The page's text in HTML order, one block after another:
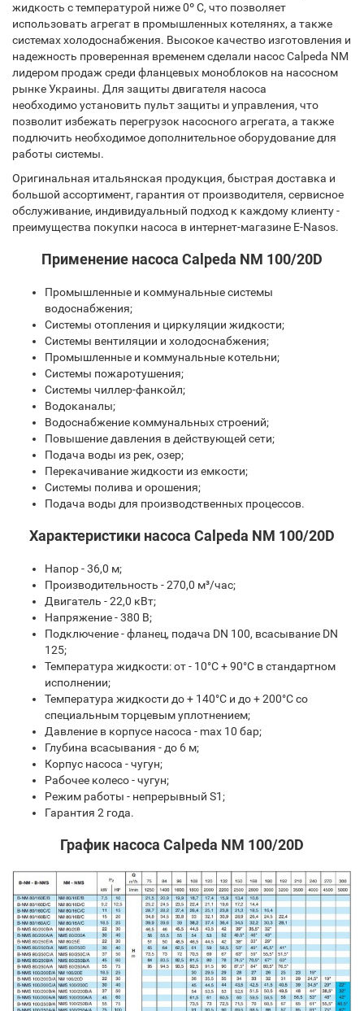
жидкость с температурой ниже 0º C, что позволяет
использовать агрегат в промышленных котелянях, а также
системах холодоснабжения. Высокое качество изготовления и
надежность проверенная временем сделали насос Calpeda NM
лидером продаж среди фланцевых моноблоков на насосном
рынке Украины. Для защиты двигателя насоса
необходимо установить пульт защиты и управления, что
позволит избежать перегрузок насосного агрегата, а также
подлючить необходимое дополнительное оборудование для
работы системы.
Оригинальная итальянская продукция, быстрая доставка и
большой ассортимент, гарантия от производителя, сервисное
обслуживание, индивидуальный подход к каждому клиенту -
преимущества покупки насоса в интернет-магазине E-Nasos.
Применение насоса Calpeda NM 100/20D
Промышленные и коммунальные системы
водоснабжения;
Системы отопления и циркуляции жидкости;
Системы вентиляции и холодоснабжения;
Промышленные и коммунальные котельни;
Системы пожаротушения;
Системы чиллер-фанкойл;
Водоканалы;
Водоснабжение коммунальных строений;
Повышение давления в действующей сети;
Подача воды из рек, озер;
Перекачивание жидкости из емкости;
Системы полива и орошения;
Подача воды для производственных процессов.
Характеристики насоса Calpeda NM 100/20D
Напор - 36,0 м;
Производительность - 270,0 м³/час;
Двигатель - 22,0 кВт;
Напряжение - 380 В;
Подключение - фланец, подача DN 100, всасывание DN
125;
Температура жидкости: от - 10°C + 90°C в стандартном
исполнении;
Температура жидкости до + 140°C и до + 200°C со
специальным торцевым уплотнением;
Давление в корпусе насоса - max 10 бар;
Глубина всасывания - до 6 м;
Корпус насоса - чугун;
Рабочее колесо - чугун;
Режим работы - непрерывный S1;
Гарантия 2 года.
График насоса Calpeda NM 100/20D